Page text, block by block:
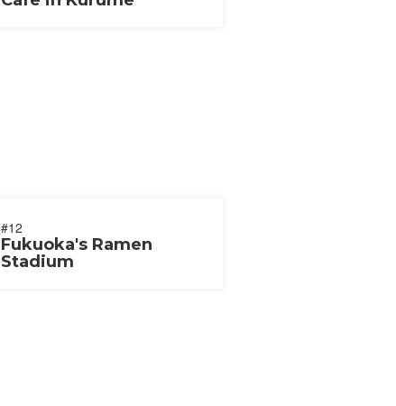
#12
Fukuoka's Ramen
Stadium